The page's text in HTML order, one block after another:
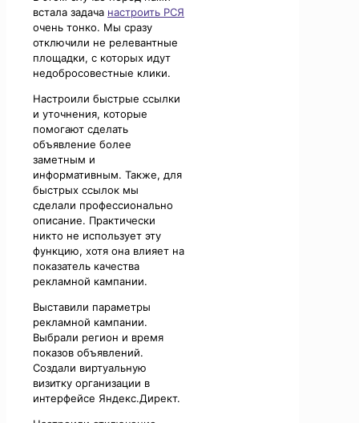
встала задача настроить РСЯ
очень тонко. Мы сразу
отключили не релевантные
площадки, с которых идут
недобросовестные клики.
Настроили быстрые ссылки
и уточнения, которые
помогают сделать
объявление более
заметным и
информативным. Также, для
быстрых ссылок мы
сделали профессионально
описание. Практически
никто не использует эту
функцию, хотя она влияет на
показатель качества
рекламной кампании.
Выставили параметры
рекламной кампании.
Выбрали регион и время
показов объявлений.
Создали виртуальную
визитку организации в
интерфейсе Яндекс.Директ.